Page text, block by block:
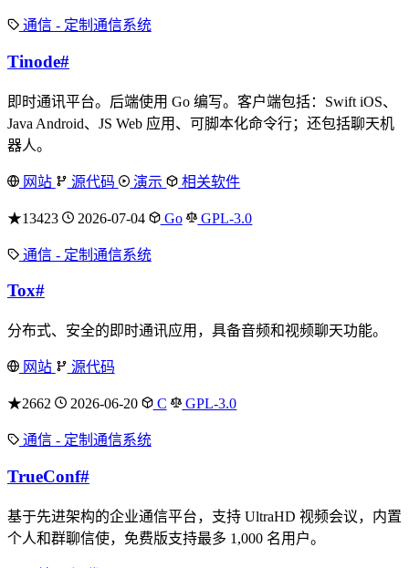
通信 - 定制通信系统
Tinode#
即时通讯平台。后端使用 Go 编写。客户端包括：Swift iOS、
Java Android、JS Web 应用、可脚本化命令行；还包括聊天机
器人。
网站 源代码 演示 相关软件
★13423 2026-07-04 Go GPL-3.0
通信 - 定制通信系统
Tox#
分布式、安全的即时通讯应用，具备音频和视频聊天功能。
网站 源代码
★2662 2026-06-20 C GPL-3.0
通信 - 定制通信系统
TrueConf#
基于先进架构的企业通信平台，支持 UltraHD 视频会议，内置
个人和群聊信使，免费版支持最多 1,000 名用户。